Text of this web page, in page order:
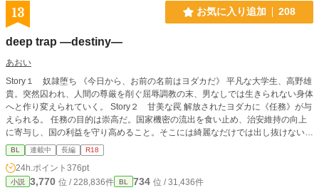
ただければ幸いです。よろしくお願いいたします！
13 お気に入り追加 208
deep trap ―destiny―
あおい
Story１ 奴隷堕ち 《今日から、お前の名前はヨダカだ》 平凡な大学生、高野雄
貴。突然囚われ、人間の尊厳を削ぐ屈辱調教の末、男なしでは生きられない身体
へと作り変えられていく。 Story２ 甘美な罠 解放されたヨダカに《任務》が与
えられる。 任務の目的は崇高だ。国家機密の流出を食い止め、治安維持の向上
に寄与し、国の利益を守り高めること。そこには綺麗なだけでは出し抜けない世
界がある。 Story3 蜘蛛の巣に蝶《仮》 優秀なスパイとして秘密裡に公安に身
をおくヨダカ。彼は、男を堕とすあまい罠を張り、数々の実績を上げてきた。し
かし、新たな事案で、ある男と出会ったことをきっかけに少しずつ歯車が狂い始
めて… ……………………………………… お気に入り登録、いいね、感想、とて
BL 連載中 長編 R18
24h.ポイント 376pt
小説 3,770 位 / 228,836件 BL 734 位 / 31,436件